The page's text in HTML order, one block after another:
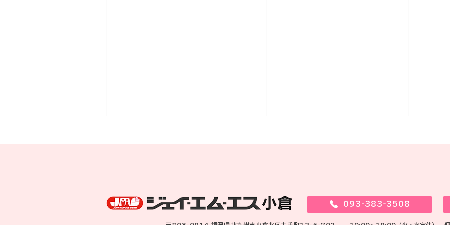
ご成婚おめでとうございます
093-383-3508